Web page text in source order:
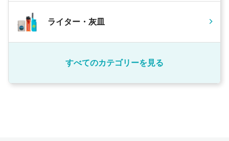
ライター・灰皿
すべてのカテゴリーを見る